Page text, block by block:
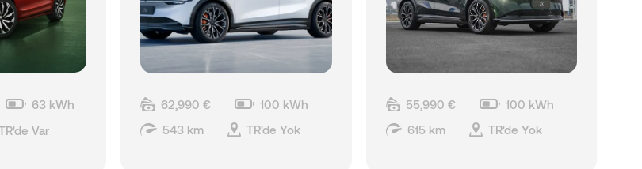
63 kWh
Var
62,990 €
100 kWh
543 km
TR'de Yok
55,990 €
100 kWh
615 km
TR'de Yok